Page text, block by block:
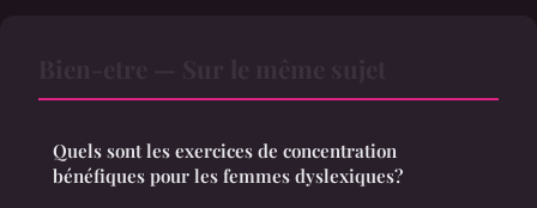
Quels sont les exercices de concentration
bénéfiques pour les femmes dyslexiques?